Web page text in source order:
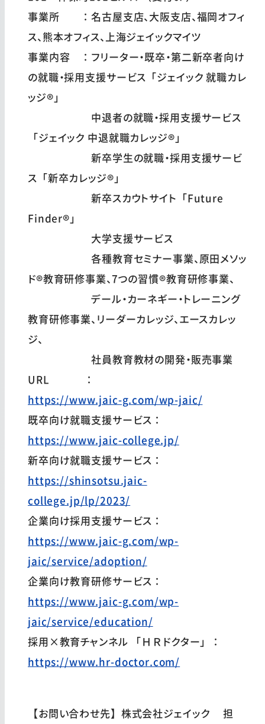
事業所 ：名古屋支店、大阪支店、福岡オフィ
ス、熊本オフィス、上海ジェイックマイツ
事業内容 ：フリーター・既卒・第二新卒者向け
の就職・採用支援サービス「ジェイック 就職カレ
ッジ®」
中退者の就職・採用支援サービス
「ジェイック 中退就職カレッジ®」
新卒学生の就職・採用支援サービ
ス「新卒カレッジ®」
新卒スカウトサイト「Future
Finder®」
大学支援サービス
各種教育セミナー事業、原田メソッ
ド®教育研修事業、7つの習慣®教育研修事業、
デール・カーネギー・トレーニング
教育研修事業、リーダーカレッジ、エースカレッ
ジ、
社員教育教材の開発・販売事業
URL ：
https://www.jaic-g.com/wp-jaic/
既卒向け就職支援サービス：
https://www.jaic-college.jp/
新卒向け就職支援サービス：
https://shinsotsu.jaic-
college.jp/lp/2023/
企業向け採用支援サービス：
https://www.jaic-g.com/wp-
jaic/service/adoption/
企業向け教育研修サービス：
https://www.jaic-g.com/wp-
jaic/service/education/
採用×教育チャンネル 「ＨＲドクター」：
https://www.hr-doctor.com/
【お問い合わせ先】株式会社ジェイック 担